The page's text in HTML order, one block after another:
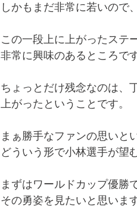
しかもまだ非常に若いので
この一段上に上がったステ
非常に興味のあるところです
ちょっとだけ残念なのは、
上がったということです。
まぁ勝手なファンの思いと
どういう形で小林選手が望
まずはワールドカップ優勝
その勇姿を見たいと思います